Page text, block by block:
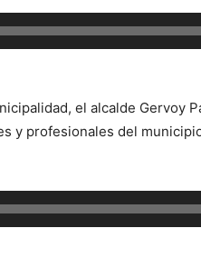
el alcalde Gervoy
y profesionales del